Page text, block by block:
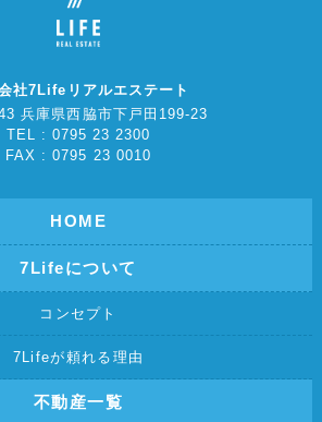
社7Lifeリアルエステート
兵庫県西脇市下戸田199-23
TEL : 0795 23 2300
FAX : 0795 23 0010
HOME
7Lifeについて
コンセプト
7Lifeが頼れる理由
不動産一覧